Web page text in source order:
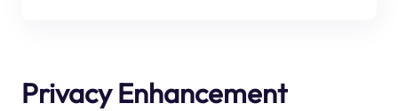
Privacy Enhancement